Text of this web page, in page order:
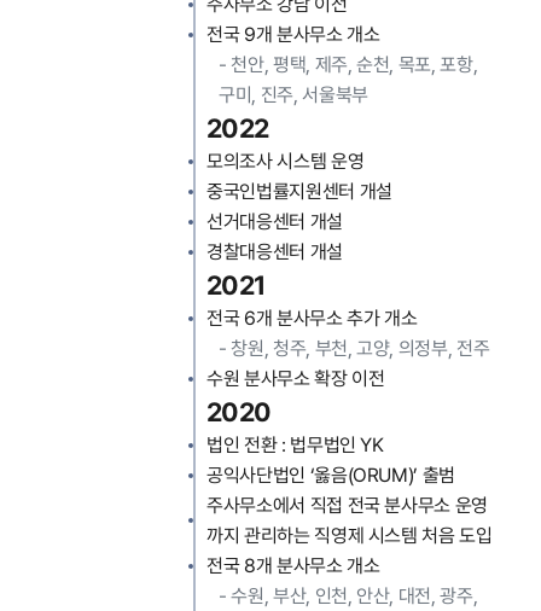
전국 9개 분사무소 개소
- 천안, 평택, 제주, 순천, 목포, 포항,
구미, 진주, 서울북부
2022
모의조사 시스템 운영
중국인법률지원센터 개설
선거대응센터 개설
경찰대응센터 개설
2021
전국 6개 분사무소 추가 개소
-창원, 청주, 부천, 고양, 의정부, 전주
수원 분사무소 확장 이전
2020
법인 전환 : 법무법인 YK
공익사단법인 ‘옳음(ORUM)’ 출범
주사무소에서 직접 전국 분사무소 운영
까지 관리하는 직영제 시스템 처음 도입
전국 8개 분사무소 개소
-수원, 부산, 인천, 안산, 대전, 광주,